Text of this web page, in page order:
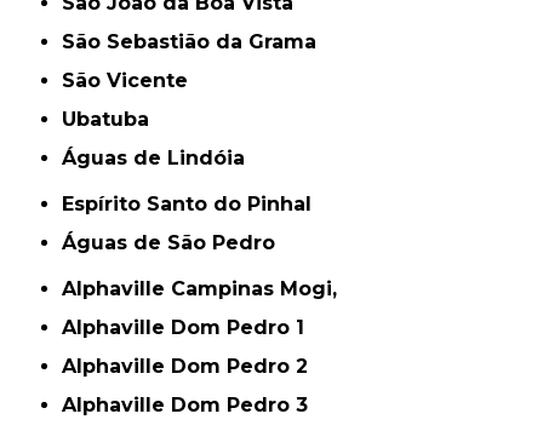
São Sebastião da Grama
São Vicente
Ubatuba
Águas de Lindóia
Espírito Santo do Pinhal
Águas de São Pedro
Alphaville Campinas Mogi,
Alphaville Dom Pedro 1
Alphaville Dom Pedro 2
Alphaville Dom Pedro 3